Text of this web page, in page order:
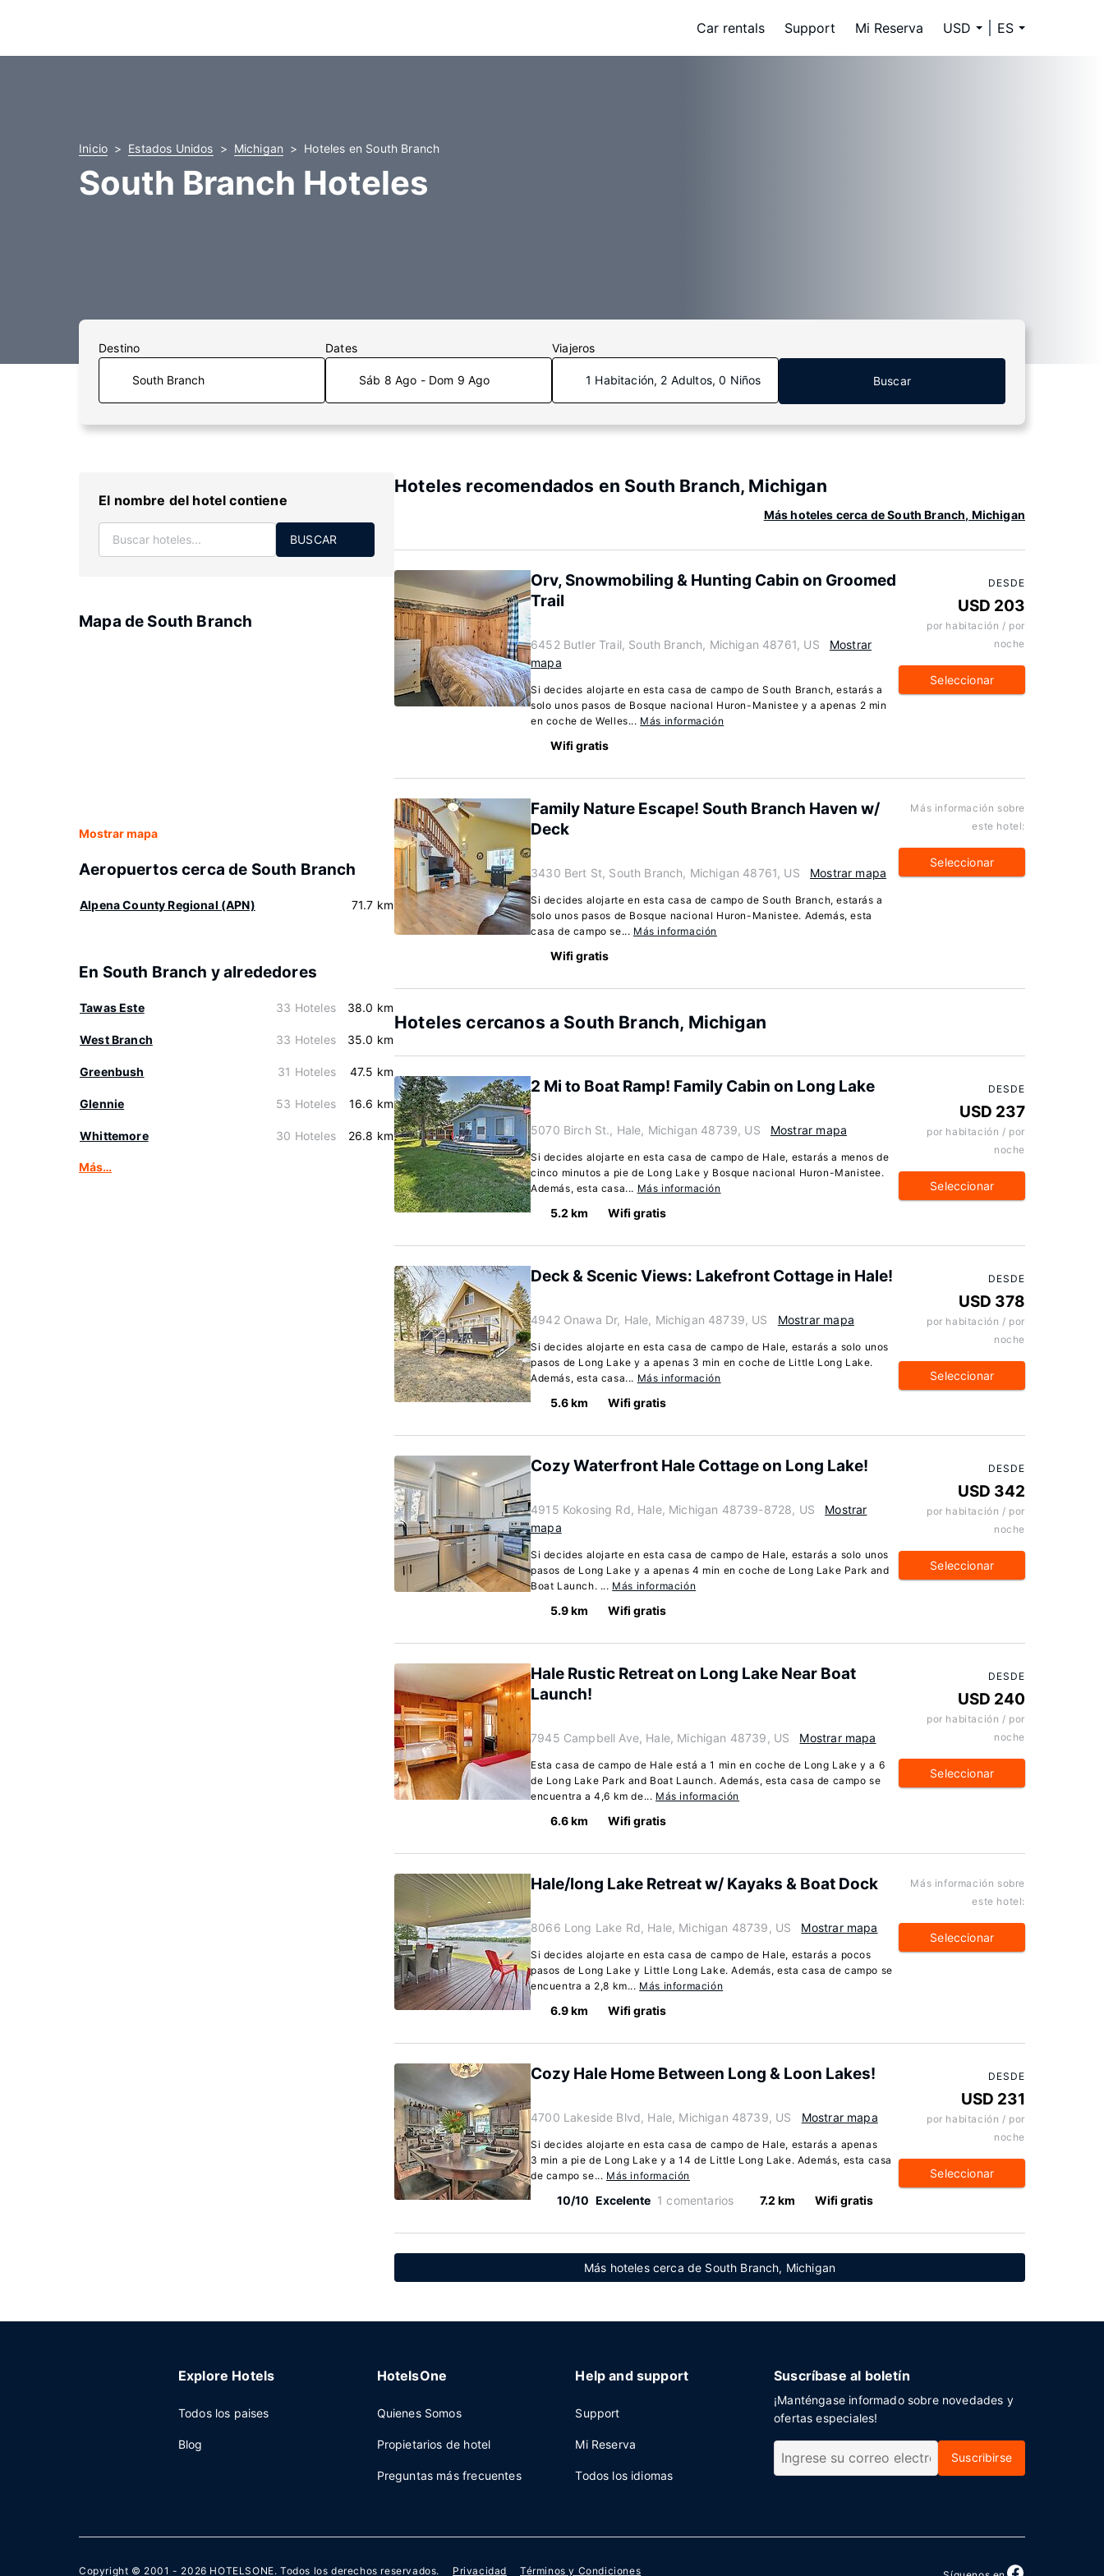
Car rentals Support Mi Reserva USD ES
Inicio Estados Unidos Michigan Hoteles en South Branch
South Branch Hoteles
Destino Dates
Sáb 8 Ago - Dom 9 Ago
Viajeros
1 Habitación, 2 Adultos, 0 Niños Buscar
El nombre del hotel contiene
BUSCAR
Mapa de South Branch
Mostrar mapa
Aeropuertos cerca de South Branch
Alpena County Regional (APN) 71.7 km
En South Branch y alrededores
Tawas Este 33 Hoteles 38.0 km
West Branch 33 Hoteles 35.0 km
Greenbush 31 Hoteles 47.5 km
Glennie 53 Hoteles 16.6 km
Whittemore 30 Hoteles 26.8 km
Más…
Hoteles recomendados en South Branch, Michigan
Más hoteles cerca de South Branch, Michigan
Orv, Snowmobiling & Hunting Cabin on Groomed
Trail
6452 Butler Trail, South Branch, Michigan 48761, US
Mostrar
mapa
Si decides alojarte en esta casa de campo de South Branch, estarás a
solo unos pasos de Bosque nacional Huron-Manistee y a apenas 2 min
en coche de Welles... Más información
Wifi gratis
DESDE
USD 203
por habitación / por
noche
Seleccionar
Family Nature Escape! South Branch Haven w/
Deck
3430 Bert St, South Branch, Michigan 48761, US Mostrar mapa
Si decides alojarte en esta casa de campo de South Branch, estarás a
solo unos pasos de Bosque nacional Huron-Manistee. Además, esta
casa de campo se... Más información
Wifi gratis
Más información sobre
este hotel:
Seleccionar
Hoteles cercanos a South Branch, Michigan
2 Mi to Boat Ramp! Family Cabin on Long Lake
5070 Birch St., Hale, Michigan 48739, US Mostrar mapa
Si decides alojarte en esta casa de campo de Hale, estarás a menos de
cinco minutos a pie de Long Lake y Bosque nacional Huron-Manistee.
Además, esta casa... Más información
5.2 km Wifi gratis
DESDE
USD 237
por habitación / por
noche
Seleccionar
Deck & Scenic Views: Lakefront Cottage in Hale!
4942 Onawa Dr, Hale, Michigan 48739, US Mostrar mapa
Si decides alojarte en esta casa de campo de Hale, estarás a solo unos
pasos de Long Lake y a apenas 3 min en coche de Little Long Lake.
Además, esta casa... Más información
5.6 km Wifi gratis
DESDE
USD 378
por habitación / por
noche
Seleccionar
Cozy Waterfront Hale Cottage on Long Lake!
4915 Kokosing Rd, Hale, Michigan 48739-8728, US
Mostrar
mapa
Si decides alojarte en esta casa de campo de Hale, estarás a solo unos
pasos de Long Lake y a apenas 4 min en coche de Long Lake Park and
Boat Launch. ... Más información
5.9 km Wifi gratis
DESDE
USD 342
por habitación / por
noche
Seleccionar
Hale Rustic Retreat on Long Lake Near Boat
Launch!
7945 Campbell Ave, Hale, Michigan 48739, US Mostrar mapa
Esta casa de campo de Hale está a 1 min en coche de Long Lake y a 6
de Long Lake Park and Boat Launch. Además, esta casa de campo se
encuentra a 4,6 km de... Más información
6.6 km Wifi gratis
DESDE
USD 240
por habitación / por
noche
Seleccionar
Hale/long Lake Retreat w/ Kayaks & Boat Dock
8066 Long Lake Rd, Hale, Michigan 48739, US Mostrar mapa
Si decides alojarte en esta casa de campo de Hale, estarás a pocos
pasos de Long Lake y Little Long Lake. Además, esta casa de campo se
encuentra a 2,8 km... Más información
6.9 km Wifi gratis
Más información sobre
este hotel:
Seleccionar
Cozy Hale Home Between Long & Loon Lakes!
4700 Lakeside Blvd, Hale, Michigan 48739, US Mostrar mapa
Si decides alojarte en esta casa de campo de Hale, estarás a apenas
3 min a pie de Long Lake y a 14 de Little Long Lake. Además, esta casa
de campo se... Más información
10/10 Excelente 1 comentarios 7.2 km Wifi gratis
DESDE
USD 231
por habitación / por
noche
Seleccionar
Más hoteles cerca de South Branch, Michigan
Explore Hotels
Todos los paises
Blog
HotelsOne
Quienes Somos
Propietarios de hotel
Preguntas más frecuentes
Help and support
Support
Mi Reserva
Todos los idiomas
Suscríbase al boletín
¡Manténgase informado sobre novedades y
ofertas especiales!
Suscribirse
Copyright © 2001 - 2026 HOTELSONE. Todos los derechos reservados. Privacidad Términos y Condiciones